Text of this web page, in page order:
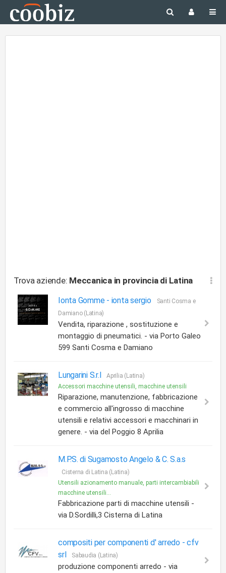
Trova aziende: Meccanica in provincia di Latina
Ionta Gomme - ionta sergio
Santi Cosma e
Damiano (Latina)
Vendita, riparazione , sostituzione e
montaggio di pneumatici. - via Porto Galeo
599 Santi Cosma e Damiano
Lungarini S.r.l
Aprilia (Latina)
Accessori macchine utensili, macchine utensili
Riparazione, manutenzione, fabbricazione
e commercio all'ingrosso di macchine
utensili e relativi accessori e macchinari in
genere. - via del Poggio 8 Aprilia
M.P.S. di Sugamosto Angelo & C. S.a.s
Cisterna di Latina (Latina)
Utensili azionamento manuale, parti intercambiabili
macchine utensili...
Fabbricazione parti di macchine utensili -
via D.Sordilli,3 Cisterna di Latina
compositi per componenti d' arredo -cfv
srl
Sabaudia (Latina)
produzione componenti arredo - via